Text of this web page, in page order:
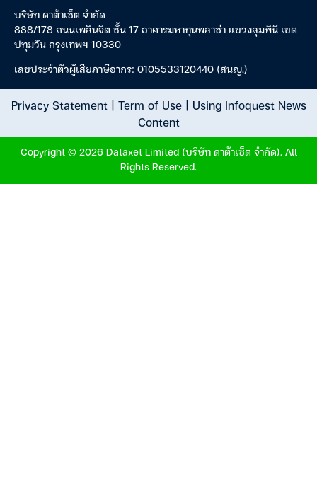
บริษัท ดาต้าเซ็ต จำกัด
888/178 ถนนเพลินจิต ชั้น 17 อาคารมหาทุนพลาซ่า แขวงลุมพินี เขต
ปทุมวัน กรุงเทพฯ 10330
เลขประจำตัวผู้เสียภาษีอากร: 0105533120440 (สนญ.)
Privacy Statement| Term of Use| Using Infoquest News
Content
Copyright © 2026 Dataxet Limited (บริษัท ดาต้าเซ็ต จำกัด). All
Rights Reserved.